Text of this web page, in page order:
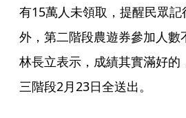
有15萬人未領取，提醒民眾
外，第二階段農遊券參加人
林長立表示，成績其實滿好
三階段2月23日全送出。